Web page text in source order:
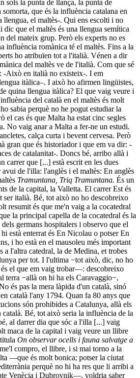
sols la punta de llança, la punta de
que és la influència catalana en
llengua, el maltès-. Qui ens escolti i no
que el maltès és una llengua semítica
del mateix grup. Però els experts no es
influència romànica té el maltès. Fins a la
ho atribuïen tot a l'italià. Vénen a dir
del maltès ve de l'italià. Com que sé
-Això en italià no existeix-. I em
itàlica–. I això ho afirmen lingüistes,
quina llengua itàlica? El que vaig veure i
del català en el maltès és molt
sabia perquè no he pogut estudiar la
el cas és que Malta ha estat cinc segles
No vaig anar a Malta a fer-ne un estudi.
calça curta i bevent cervesa. Però
gran que és historiador i que em va dir: -
de catalanitat-. Doncs bé, arribo allà i
carrer que [...] està escrit en les dues
de l'illa: l'anglès i el maltès: En anglès
Tramuntana, Triq Tramuntana. És un
de la capital, la Valletta. El carrer Est és
ser italià. Bé, tot això no ho descobreixo
resumit és que me'n vaig a la cocatedral
la principal capella de la cocatedral és la
germans hospitalers i observo que el
està enterrat és En Nicolau o potser En
i ho està en el mausoleu més important
a l'altra catedral, la de Medina, et trobes
per tot. I l'ultima −tot això, dic, no ho
el que em vaig trobar—: descobreixo
terra −allà on hi ha els Caravaggio−,
és pas la mera làpida d'un català, sinó
català l'any 1794. Quan fa 80 anys que
són prohibides a Catalunya, allà els
català. Bé, tot això seria la influència de la
al darrer dia que sóc a l'illa [...] vaig
maca de la capital i vaig veure un llibre
On observar ocells i fauna salvatge a
compro, el llibre, i si mai torno a la
—que és molt bonica; potser la ciutat
perquè no hi ha res que li arribi a
Venècia i Dubrovnik—, voldria saber